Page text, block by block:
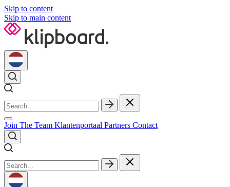
Skip to content
Skip to main content
Join The Team Klantenportaal Partners Contact